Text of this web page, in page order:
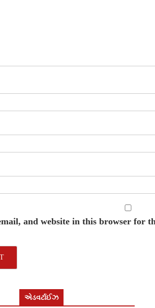
and website in this browser for
એડવર્ટાઈઝ